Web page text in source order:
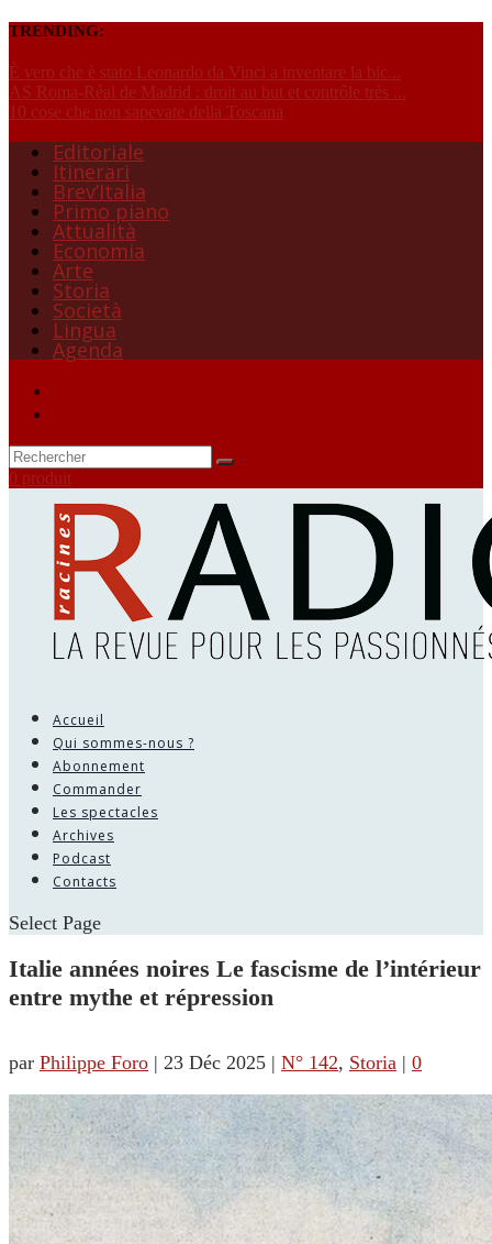
TRENDING:
È vero che è stato Leonardo da Vinci a inventare la bic...
AS Roma-Réal de Madrid : droit au but et contrôle très ...
10 cose che non sapevate della Toscana
Editoriale
Itinerari
Brev’Italia
Primo piano
Attualità
Economia
Arte
Storia
Società
Lingua
Agenda
0 produit
Accueil
Qui sommes-nous ?
Abonnement
Commander
Les spectacles
Archives
Podcast
Contacts
Select Page
Italie années noires Le fascisme de l’intérieur
entre mythe et répression
par Philippe Foro | 23 Déc 2025 | N° 142, Storia | 0